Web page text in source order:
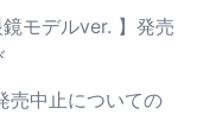
モデルver. 】発売
売中止についての